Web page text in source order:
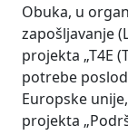
Obuka, u
zapošljavanje
projekta „T4E
potrebe
Europske
projekta